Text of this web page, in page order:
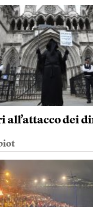
all’attacco dei